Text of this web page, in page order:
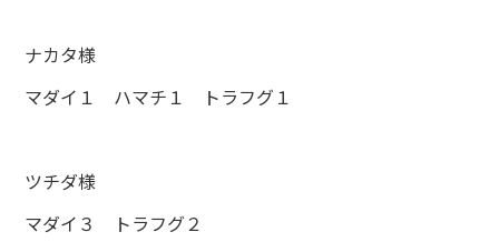
ナカタ様
マダイ１ ハマチ１ トラフグ１
ツチダ様
マダイ３ トラフグ２